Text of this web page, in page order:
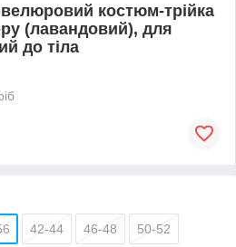
костюм-трійка
(лавандовий), для
до тіла
42-44 46-48 50-52